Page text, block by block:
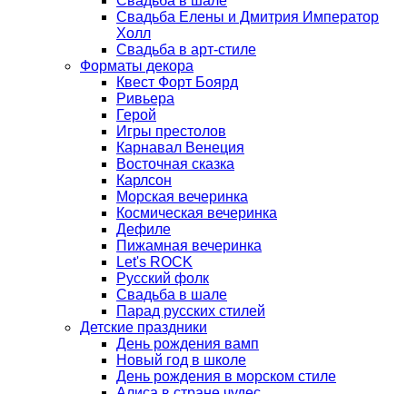
Свадьба Елены и Дмитрия Император
Холл
Свадьба в арт-стиле
Форматы декора
Квест Форт Боярд
Ривьера
Герой
Игры престолов
Карнавал Венеция
Восточная сказка
Карлсон
Морская вечеринка
Космическая вечеринка
Дефиле
Пижамная вечеринка
Let's ROCK
Русский фолк
Свадьба в шале
Парад русских стилей
Детские праздники
День рождения вамп
Новый год в школе
День рождения в морском стиле